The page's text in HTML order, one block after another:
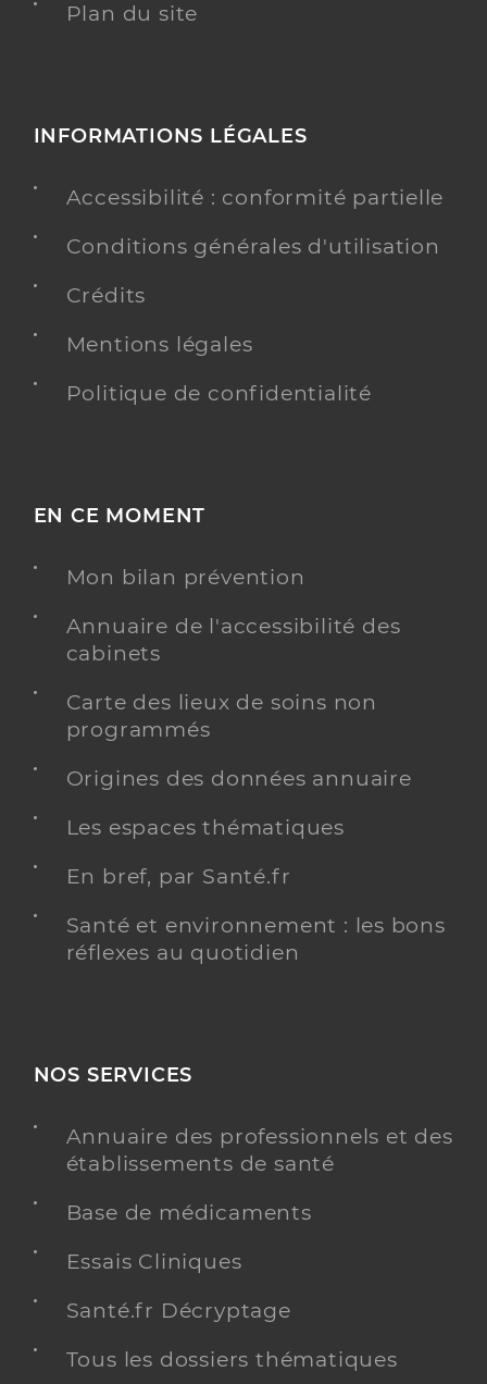
Plan du site
INFORMATIONS LÉGALES
Accessibilité : conformité partielle
Conditions générales d'utilisation
Crédits
Mentions légales
Politique de confidentialité
EN CE MOMENT
Mon bilan prévention
Annuaire de l'accessibilité des
cabinets
Carte des lieux de soins non
programmés
Origines des données annuaire
Les espaces thématiques
En bref, par Santé.fr
Santé et environnement : les bons
réflexes au quotidien
NOS SERVICES
Annuaire des professionnels et des
établissements de santé
Base de médicaments
Essais Cliniques
Santé.fr Décryptage
Tous les dossiers thématiques